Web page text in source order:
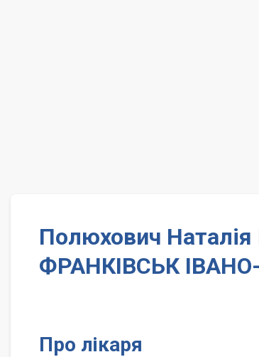
Полюхович Наталія
ФРАНКІВСЬК
Про лікаря